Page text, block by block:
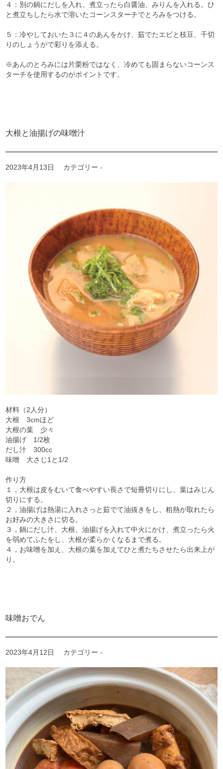
４：別の鍋にだしを入れ、煮立ったら白醤油、みりんを入れる。ひ
と煮立ちしたら水で溶いたコーンスターチでとろみをつける。
５：冷やしておいた３に４のあんをかけ、茹でたエビと枝豆、千切
りのしょうがで彩りを添える。
※あんのとろみには片栗粉ではなく、冷めても固まらないコーンス
ターチを使用するのがポイントです。
大根と油揚げの味噌汁
2023年4月13日 カテゴリー -
材料（2人分）
大根 3cmほど
大根の葉 少々
油揚げ 1/2枚
だし汁 300cc
味噌 大さじ1と1/2
作り方
１，大根は皮をむいて食べやすい長さで短冊切りにし、葉はみじん
切りにする。
２，油揚げは熱湯に入れさっと茹でて油抜きをし、粗熱が取れたら
お好みの大きさに切る。
３，鍋にだし汁、大根、油揚げを入れて中火にかけ、煮立ったら火
を弱めてふたをし、大根が柔らかくなるまで煮る。
４，お味噌を加え、大根の葉を加えてひと煮たちさせたら出来上が
り。
味噌おでん
2023年4月12日 カテゴリー -